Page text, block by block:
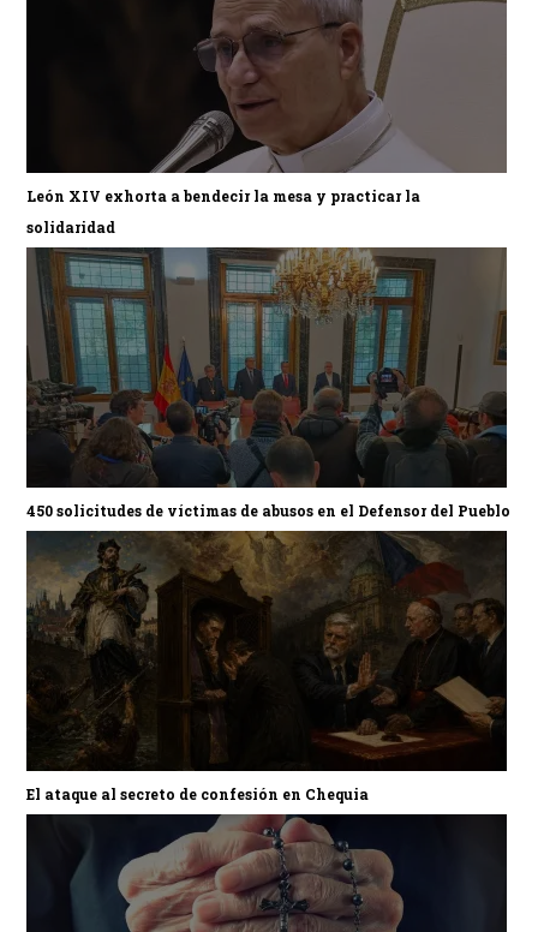
León XIV exhorta a bendecir la mesa y practicar la
solidaridad
450 solicitudes de víctimas de abusos en el Defensor del Pueblo
El ataque al secreto de confesión en Chequia